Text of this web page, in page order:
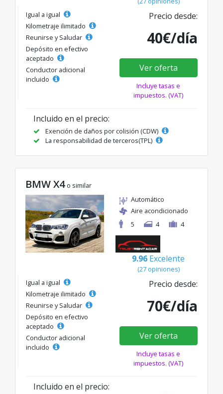
Igual a igual
Kilometraje ilimitado
Reunirse y Saludar
Depósito en efectivo
aceptado
Conductor adicional
incluido
Precio desde:
40€/día
Ver oferta
Incluye tasas e
impuestos. (VAT)
Incluido en el precio:
Exención de daños por colisión (CDW)
La responsabilidad de terceros(TPL)
BMW X4 o similar
Automático
Aire acondicionado
5
4 4
9.96 Excelente
(27 opiniones)
Igual a igual
Kilometraje ilimitado
Reunirse y Saludar
Depósito en efectivo
aceptado
Conductor adicional
incluido
Precio desde:
70€/día
Ver oferta
Incluye tasas e
impuestos. (VAT)
Incluido en el precio: